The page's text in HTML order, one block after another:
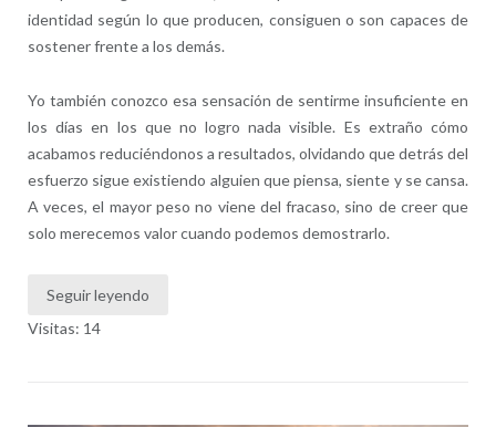
identidad según lo que producen, consiguen o son capaces de
sostener frente a los demás.
Yo también conozco esa sensación de sentirme insuficiente en
los días en los que no logro nada visible. Es extraño cómo
acabamos reduciéndonos a resultados, olvidando que detrás del
esfuerzo sigue existiendo alguien que piensa, siente y se cansa.
A veces, el mayor peso no viene del fracaso, sino de creer que
solo merecemos valor cuando podemos demostrarlo.
Seguir leyendo
Visitas: 14